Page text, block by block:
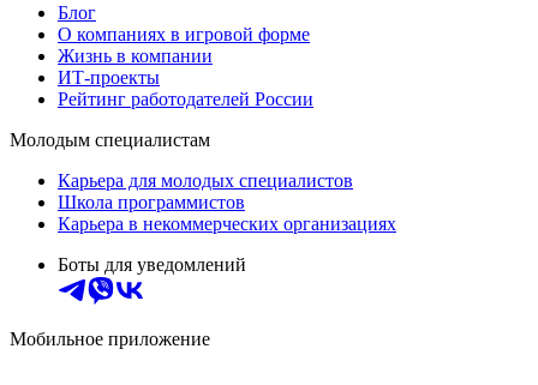
Блог
О компаниях в игровой форме
Жизнь в компании
ИТ-проекты
Рейтинг работодателей России
Молодым специалистам
Карьера для молодых специалистов
Школа программистов
Карьера в некоммерческих организациях
Боты для уведомлений
Мобильное приложение